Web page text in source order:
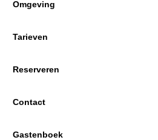
Omgeving
Tarieven
Reserveren
Contact
Gastenboek